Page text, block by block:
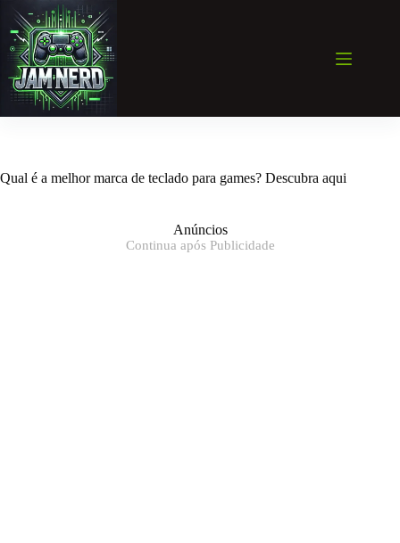
para
conteúdo
Qual é a melhor marca de teclado para games? Descubra aqui
Anúncios
Continua após Publicidade